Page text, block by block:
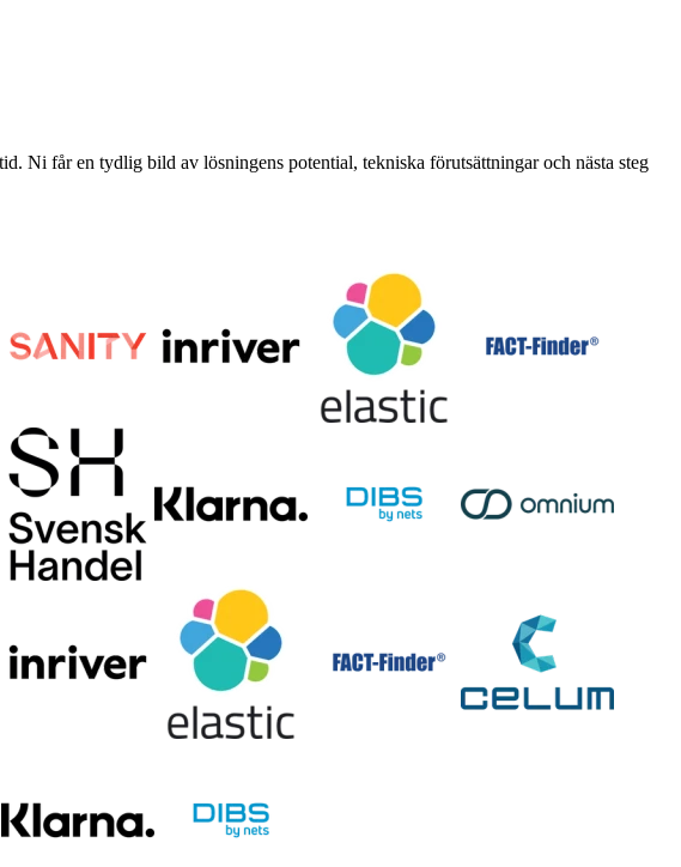
Ni får en tydlig bild av lösningens potential, tekniska förutsättningar och nästa steg